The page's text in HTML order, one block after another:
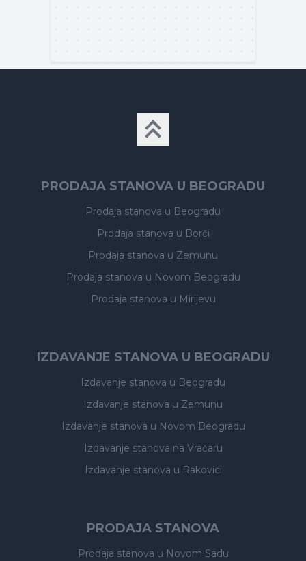
PRODAJA STANOVA U BEOGRADU
Prodaja stanova u Beogradu
Prodaja stanova u Borči
Prodaja stanova u Zemunu
Prodaja stanova u Novom Beogradu
Prodaja stanova u Mirijevu
IZDAVANJE STANOVA U BEOGRADU
Izdavanje stanova u Beogradu
Izdavanje stanova u Zemunu
Izdavanje stanova u Novom Beogradu
Izdavanje stanova na Vračaru
Izdavanje stanova u Rakovici
PRODAJA STANOVA
Prodaja stanova u Novom Sadu